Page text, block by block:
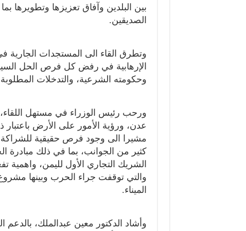
بين البلدين وآفاق تعزيزها وتطويرها
الصديقين.
وتطرق القاء الى المستجدات الجارية
الإرهابية في رفض كل فرص الحل
وحكومته الشرعية، والتدخلات المطلوبة
ورحب رئيس الوزراء في مستهل اللقاء،
عدن، ورؤية الأمور على الأرض
مشيرا الى وجود فرص حقيقية
كثير من الجوانب، بما في ذلك مبادرة
الشريك التجاري الأول لليمن،
والتي توقفت جراء الحرب وبينها
الميناء.
وأشاد الدكتور معين عبدالملك، بالدعم